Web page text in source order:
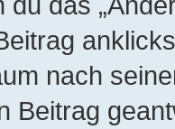
nach
Beitrag